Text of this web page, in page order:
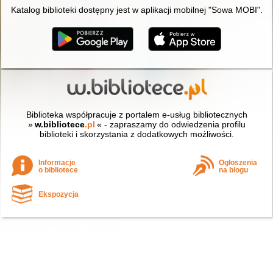
Katalog biblioteki dostępny jest w aplikacji mobilnej "Sowa MOBI".
Biblioteka współpracuje z portalem e-usług bibliotecznych
» w.bibliotece.pl « - zapraszamy do odwiedzenia profilu
biblioteki i skorzystania z dodatkowych możliwości.
Informacje
o bibliotece
Ogłoszenia
na blogu
Ekspozycja